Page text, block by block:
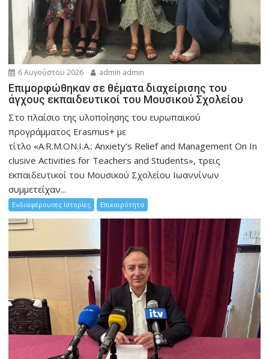
6 Αυγούστου 2026 admin admin
Eπιμορφώθηκαν σε θέματα διαχείρισης του
άγχους εκπαιδευτικοί του Μουσικού Σχολείου
Στο πλαίσιο της υλοποίησης του ευρωπαϊκού
προγράμματος Erasmus+ με
τίτλο «A.R.M.ON.I.A.: Anxiety’s Relief and Management On In
clusive Activities for Teachers and Students», τρεις
εκπαιδευτικοί του Μουσικού Σχολείου Ιωαννίνων
συμμετείχαν...
Ενδιαφέρουσες Ιστορίες Επικαιρότητα